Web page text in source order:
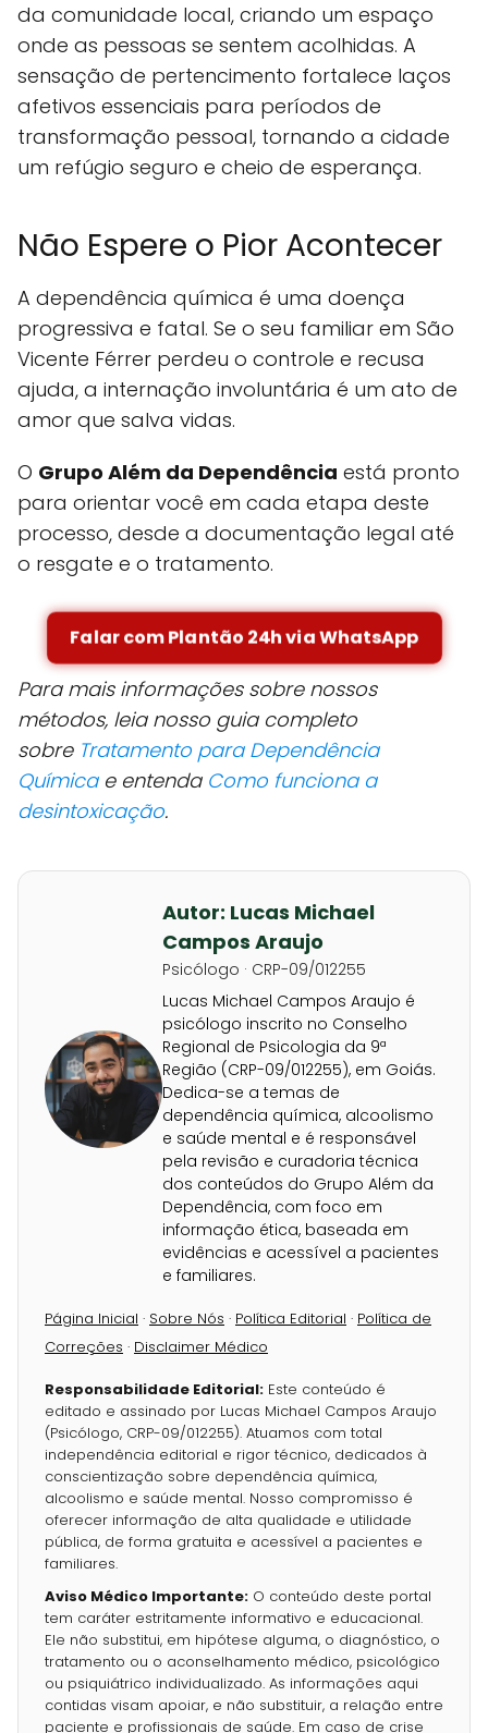
da comunidade local, criando um espaço
onde as pessoas se sentem acolhidas. A
sensação de pertencimento fortalece laços
afetivos essenciais para períodos de
transformação pessoal, tornando a cidade
um refúgio seguro e cheio de esperança.
Não Espere o Pior Acontecer
A dependência química é uma doença
progressiva e fatal. Se o seu familiar em São
Vicente Férrer perdeu o controle e recusa
ajuda, a internação involuntária é um ato de
amor que salva vidas.
O Grupo Além da Dependência está pronto
para orientar você em cada etapa deste
processo, desde a documentação legal até
o resgate e o tratamento.
Falar com Plantão 24h via WhatsApp
Para mais informações sobre nossos
métodos, leia nosso guia completo
sobre Tratamento para Dependência
Químicae entenda Como funciona a
desintoxicação.
Autor: Lucas Michael
Campos Araujo
Psicólogo · CRP-09/012255
Lucas Michael Campos Araujo é
psicólogo inscrito no Conselho
Regional de Psicologia da 9ª
Região (CRP-09/012255), em Goiás.
Dedica-se a temas de
dependência química, alcoolismo
e saúde mental e é responsável
pela revisão e curadoria técnica
dos conteúdos do Grupo Além da
Dependência, com foco em
informação ética, baseada em
evidências e acessível a pacientes
e familiares.
Página Inicial · Sobre Nós · Política Editorial · Política de
Correções · Disclaimer Médico
Responsabilidade Editorial: Este conteúdo é
editado e assinado por Lucas Michael Campos Araujo
(Psicólogo, CRP-09/012255). Atuamos com total
independência editorial e rigor técnico, dedicados à
conscientização sobre dependência química,
alcoolismo e saúde mental. Nosso compromisso é
oferecer informação de alta qualidade e utilidade
pública, de forma gratuita e acessível a pacientes e
familiares.
Aviso Médico Importante: O conteúdo deste portal
tem caráter estritamente informativo e educacional.
Ele não substitui, em hipótese alguma, o diagnóstico, o
tratamento ou o aconselhamento médico, psicológico
ou psiquiátrico individualizado. As informações aqui
contidas visam apoiar, e não substituir, a relação entre
paciente e profissionais de saúde. Em caso de crise